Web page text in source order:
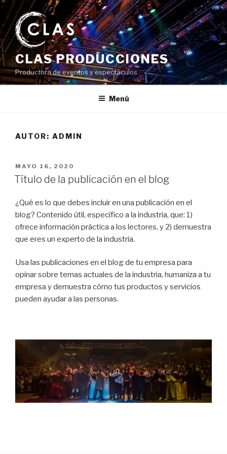
Saltar
contenido
CLAS PRODUCCIONES
Productora de eventos y espectáculos
Menú
AUTOR: ADMIN
PUBLICADO
EL
MAYO 16, 2020
Título de la publicación en el blog
¿Qué es lo que debes incluir en una publicación en el
blog? Contenido útil, específico a la industria, que: 1)
ofrece información práctica a los lectores, y 2) demuestra
que eres un experto de la industria.
Usa las publicaciones en el blog de tu empresa para
opinar sobre temas actuales de la industria, humaniza a tu
empresa y demuestra cómo tus productos y servicios
pueden ayudar a las personas.